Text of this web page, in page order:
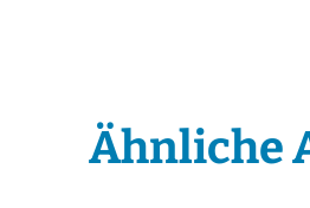
Ähnliche